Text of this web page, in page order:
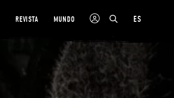
REVISTA MUNDO ES